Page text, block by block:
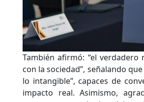
También afirmó: “el
con la sociedad”, señalando
lo intangible”, capaces de
impacto real. Asimismo,